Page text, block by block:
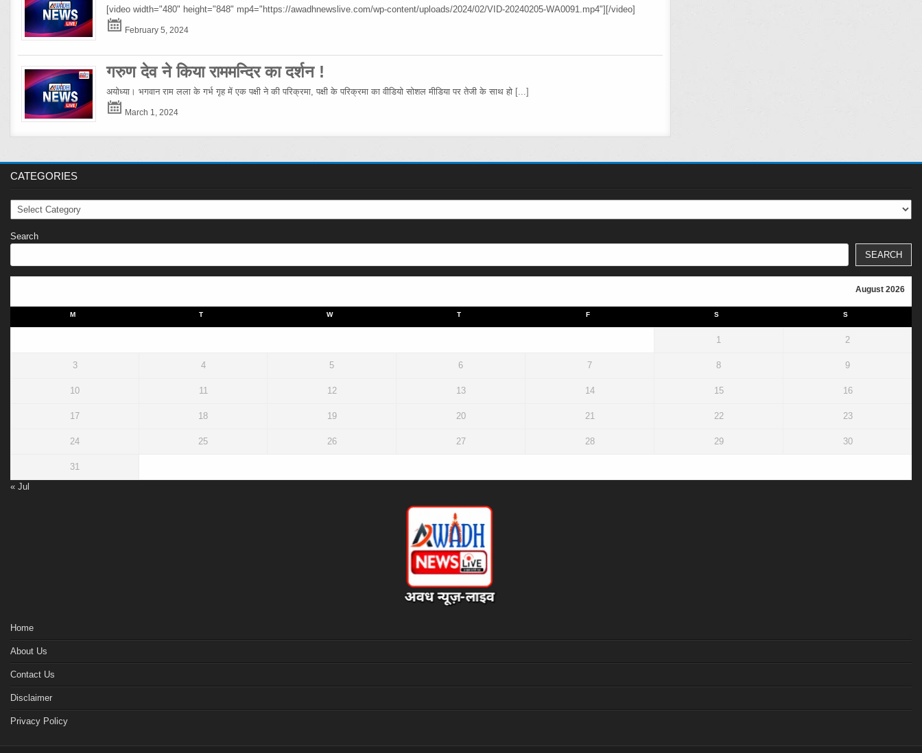
[video width="480" height="848" mp4="https://awadhnewslive.com/wp-content/uploads/2024/02/VID-20240205-WA0091.mp4"][/video]
February 5, 2024
गरुण देव ने किया राममन्दिर का दर्शन !
अयोध्या। भगवान राम लला के गर्भ गृह में एक पक्षी ने की परिक्रमा, पक्षी के परिक्रमा का वीडियो सोशल मीडिया पर तेजी के साथ हो [...]
March 1, 2024
CATEGORIES
Categories
Search
SEARCH
August 2026
M T W T F S S
1 2
3 4 5 6 7 8 9
10 11 12 13 14 15 16
17 18 19 20 21 22 23
24 25 26 27 28 29 30
31
« Jul
Home
About Us
Contact Us
Disclaimer
Privacy Policy